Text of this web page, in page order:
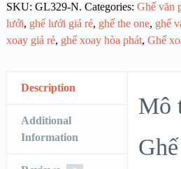
SKU: GL329-N. Categories: Ghế văn
lưới, ghế lưới giá rẻ, ghế the one, ghế
xoay giá rẻ, ghế xoay hòa phát, Ghế
Description
Additional
Information
Mô